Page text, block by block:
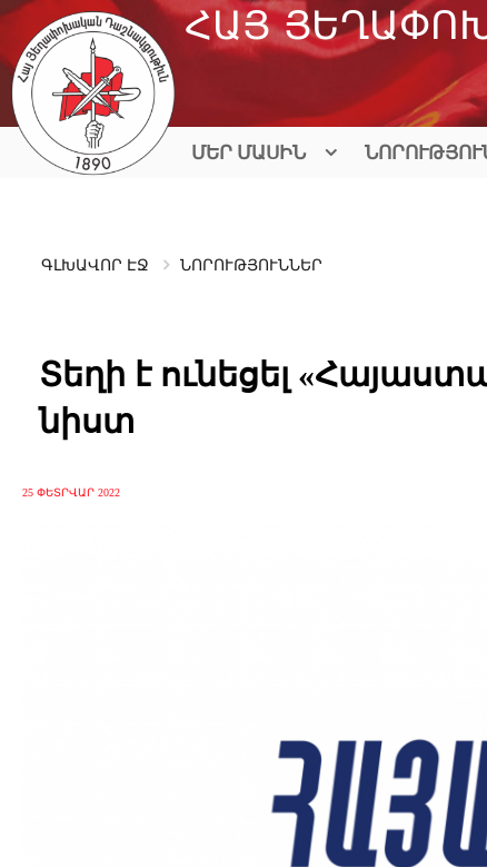
Skip
content
ՀԱՅ
ՄԵՐ ՄԱՍԻՆ
ԳԼԽԱՎՈՐ ԷՋ ՆՈՐՈՒԹՅՈՒՆՆԵՐ
Տեղի է ունեցել
նիստ
25 ՓԵՏՐՎԱՐ 2022